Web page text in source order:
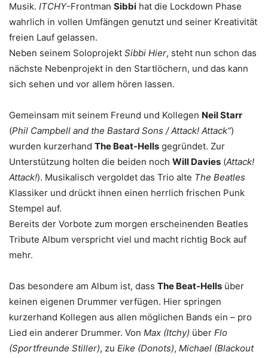
Musik. ITCHY-Frontman Sibbi hat die Lockdown Phase
wahrlich in vollen Umfängen genutzt und seiner Kreativität
freien Lauf gelassen.
Neben seinem Soloprojekt Sibbi Hier, steht nun schon das
nächste Nebenprojekt in den Startlöchern, und das kann
sich sehen und vor allem hören lassen.
Gemeinsam mit seinem Freund und Kollegen Neil Starr
(Phil Campbell and the Bastard Sons / Attack! Attack“)
wurden kurzerhand The Beat-Hells gegründet. Zur
Unterstützung holten die beiden noch Will Davies (Attack!
Attack!). Musikalisch vergoldet das Trio alte The Beatles
Klassiker und drückt ihnen einen herrlich frischen Punk
Stempel auf.
Bereits der Vorbote zum morgen erscheinenden Beatles
Tribute Album verspricht viel und macht richtig Bock auf
mehr.
Das besondere am Album ist, dass The Beat-Hells über
keinen eigenen Drummer verfügen. Hier springen
kurzerhand Kollegen aus allen möglichen Bands ein – pro
Lied ein anderer Drummer. Von Max (Itchy) über Flo
(Sportfreunde Stiller), zu Eike (Donots), Michael (Blackout